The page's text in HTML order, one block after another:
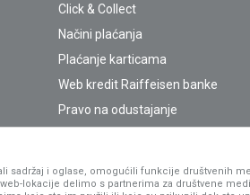
Click & Collect
Načini plaćanja
Plaćanje karticama
Web kredit Raiffeisen banke
Pravo na odustajanje
Zamena artikala
sadržaj i oglase, omogućili funkcije društvenih
lokacije delimo s partnerima za društvene